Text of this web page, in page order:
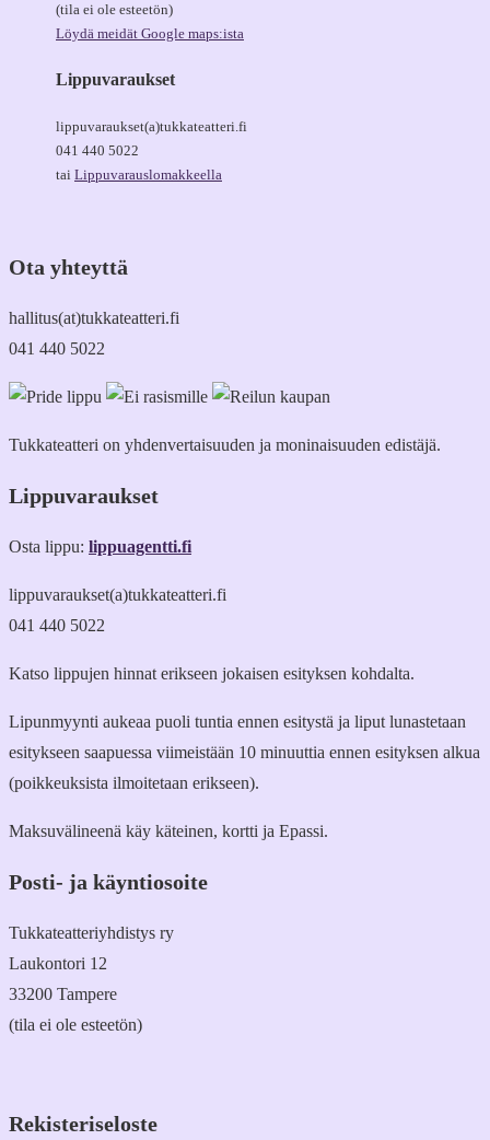
(tila ei ole esteetön)
Löydä meidät Google maps:ista
Lippuvaraukset
lippuvaraukset(a)tukkateatteri.fi
041 440 5022
tai Lippuvarauslomakkeella
Ota yhteyttä
hallitus(at)tukkateatteri.fi
041 440 5022
Tukkateatteri on yhdenvertaisuuden ja moninaisuuden edistäjä.
Lippuvaraukset
Osta lippu: lippuagentti.fi
lippuvaraukset(a)tukkateatteri.fi
041 440 5022
Katso lippujen hinnat erikseen jokaisen esityksen kohdalta.
Lipunmyynti aukeaa puoli tuntia ennen esitystä ja liput lunastetaan
esitykseen saapuessa viimeistään 10 minuuttia ennen esityksen alkua
(poikkeuksista ilmoitetaan erikseen).
Maksuvälineenä käy käteinen, kortti ja Epassi.
Posti- ja käyntiosoite
Tukkateatteriyhdistys ry
Laukontori 12
33200 Tampere
(tila ei ole esteetön)
Rekisteriseloste